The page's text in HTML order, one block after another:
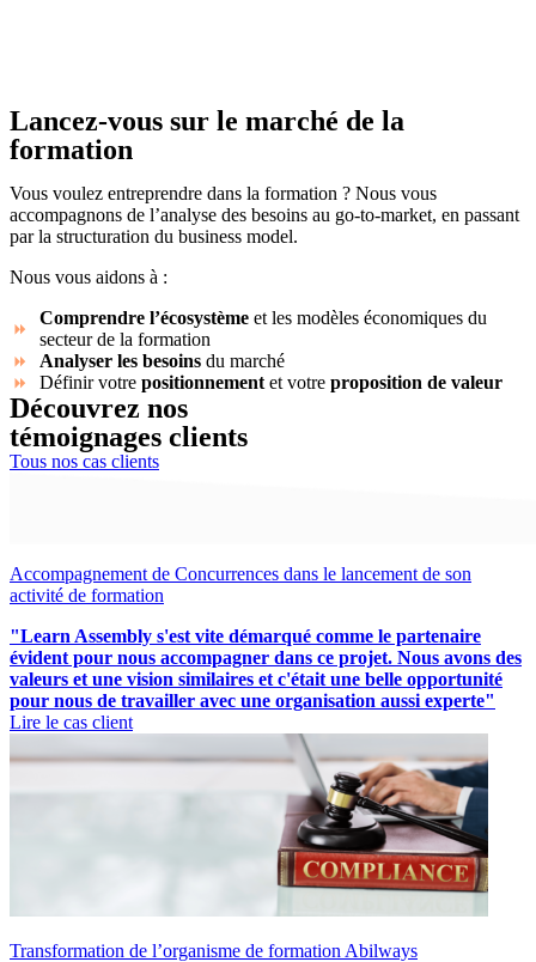
Lancez-vous sur le marché de la
formation
Vous voulez entreprendre dans la formation ? Nous vous
accompagnons de l’analyse des besoins au go-to-market, en passant
par la structuration du business model.
Nous vous aidons à :
Comprendre l’écosystème et les modèles économiques du
secteur de la formation
Analyser les besoins du marché
Définir votre positionnement et votre proposition de valeur
Découvrez nos
témoignages clients
Tous nos cas clients
Accompagnement de Concurrences dans le lancement de son
activité de formation
"Learn Assembly s'est vite démarqué comme le partenaire
évident pour nous accompagner dans ce projet. Nous avons des
valeurs et une vision similaires et c'était une belle opportunité
pour nous de travailler avec une organisation aussi experte"
Lire le cas client
Transformation de l’organisme de formation Abilways